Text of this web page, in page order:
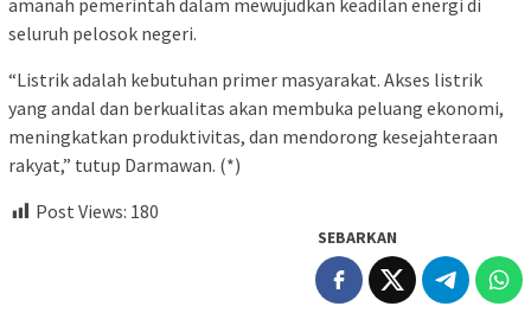
seluruh pelosok negeri.
“Listrik adalah kebutuhan primer masyarakat. Akses listrik
yang andal dan berkualitas akan membuka peluang ekonomi,
meningkatkan produktivitas, dan mendorong kesejahteraan
rakyat,” tutup Darmawan. (*)
Post Views: 180
SEBARKAN